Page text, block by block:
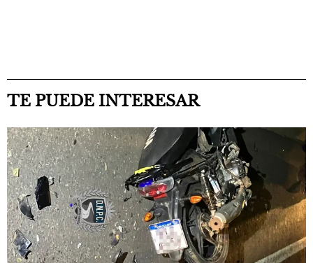
TE PUEDE INTERESAR